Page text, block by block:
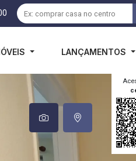
LANÇAMENTOS